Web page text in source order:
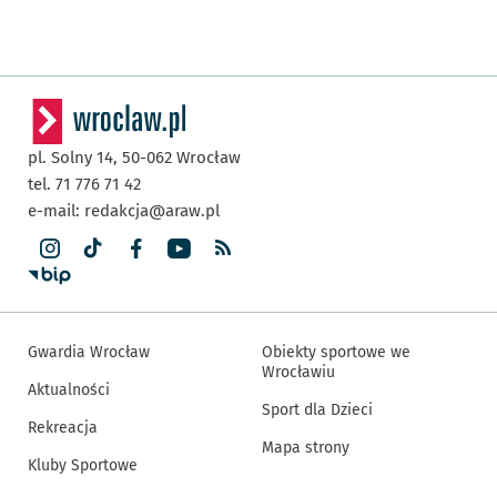
pl. Solny 14, 50-062 Wrocław
tel. 71 776 71 42
e-mail: redakcja@araw.pl
Gwardia Wrocław
Aktualności
Rekreacja
Kluby Sportowe
Obiekty sportowe we
Wrocławiu
Sport dla Dzieci
Mapa strony